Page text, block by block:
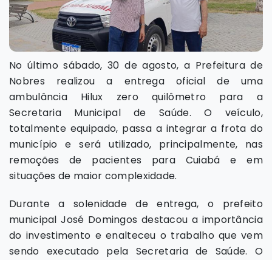
No último sábado, 30 de agosto, a Prefeitura de
Nobres realizou a entrega oficial de uma
ambulância Hilux zero quilômetro para a
Secretaria Municipal de Saúde. O veículo,
totalmente equipado, passa a integrar a frota do
município e será utilizado, principalmente, nas
remoções de pacientes para Cuiabá e em
situações de maior complexidade.
Durante a solenidade de entrega, o prefeito
municipal José Domingos destacou a importância
do investimento e enalteceu o trabalho que vem
sendo executado pela Secretaria de Saúde. O